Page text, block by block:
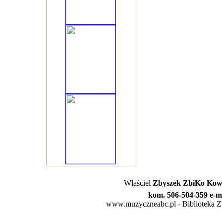
Właściel Zbyszek ZbiKo
kom. 506-504-359 e-
www.muzyczneabc.pl - Biblioteka